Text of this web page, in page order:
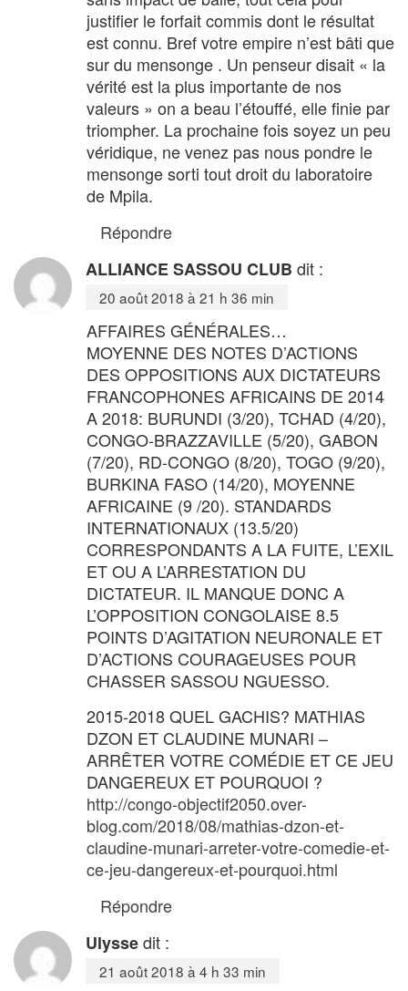
justifier le forfait commis dont le résultat
est connu. Bref votre empire n’est bâti que
sur du mensonge . Un penseur disait « la
vérité est la plus importante de nos
valeurs » on a beau l’étouffé, elle finie par
triompher. La prochaine fois soyez un peu
véridique, ne venez pas nous pondre le
mensonge sorti tout droit du laboratoire
de Mpila.
Répondre
ALLIANCE SASSOU CLUB dit :
20 août 2018 à 21 h 36 min
AFFAIRES GÉNÉRALES…
MOYENNE DES NOTES D’ACTIONS
DES OPPOSITIONS AUX DICTATEURS
FRANCOPHONES AFRICAINS DE 2014
A 2018: BURUNDI (3/20), TCHAD (4/20),
CONGO-BRAZZAVILLE (5/20), GABON
(7/20), RD-CONGO (8/20), TOGO (9/20),
BURKINA FASO (14/20), MOYENNE
AFRICAINE (9 /20). STANDARDS
INTERNATIONAUX (13.5/20)
CORRESPONDANTS A LA FUITE, L’EXIL
ET OU A L’ARRESTATION DU
DICTATEUR. IL MANQUE DONC A
L’OPPOSITION CONGOLAISE 8.5
POINTS D’AGITATION NEURONALE ET
D’ACTIONS COURAGEUSES POUR
CHASSER SASSOU NGUESSO.
2015-2018 QUEL GACHIS? MATHIAS
DZON ET CLAUDINE MUNARI –
ARRÊTER VOTRE COMÉDIE ET CE JEU
DANGEREUX ET POURQUOI ?
http://congo-objectif2050.over-
blog.com/2018/08/mathias-dzon-et-
claudine-munari-arreter-votre-comedie-et-
ce-jeu-dangereux-et-pourquoi.html
Répondre
Ulyssedit :
21 août 2018 à 4 h 33 min